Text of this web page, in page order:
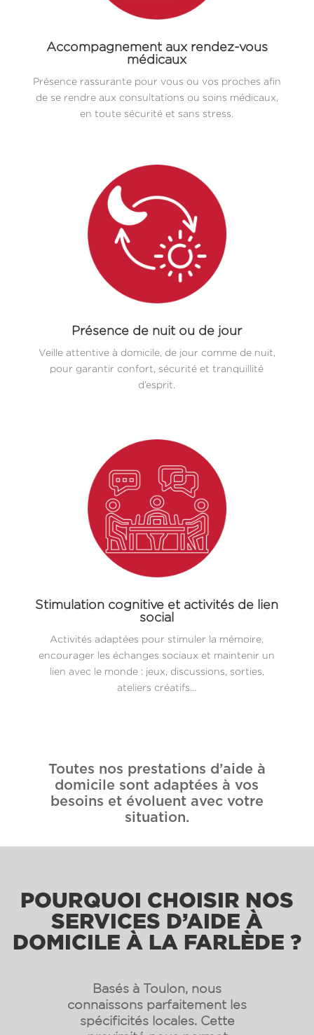
Accompagnement aux rendez-vous
médicaux
Présence rassurante pour vous ou vos proches afin
de se rendre aux consultations ou soins médicaux,
en toute sécurité et sans stress.
Présence de nuit ou de jour
Veille attentive à domicile, de jour comme de nuit,
pour garantir confort, sécurité et tranquillité
d’esprit.
Stimulation cognitive et activités de lien
social
Activités adaptées pour stimuler la mémoire,
encourager les échanges sociaux et maintenir un
lien avec le monde : jeux, discussions, sorties,
ateliers créatifs…
Toutes nos prestations d’aide à
domicile sont adaptées à vos
besoins et évoluent avec votre
situation.
POURQUOI CHOISIR NOS
SERVICES D’AIDE À
DOMICILE À LA FARLÈDE ?
Basés à Toulon, nous
connaissons parfaitement les
spécificités locales. Cette